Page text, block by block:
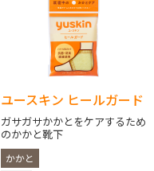
ユースキン ヒールガード
ガサガサかかとをケアするため
のかかと靴下
かかと